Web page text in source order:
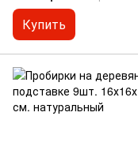
Купить